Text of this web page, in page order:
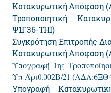
Κατακυρωτική Απόφαση
Τροποποιητική
Ψ1Γ36-ΤΗΙ)
Συγκρότηση Επιτροπής
Κατακυρωτική Απόφαση
Υπογραφή 1ης
Υπ Άριθ.002Β/21
Υπογραφή